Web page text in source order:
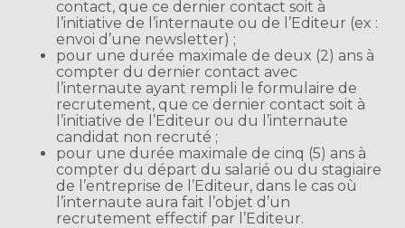
contact, que ce dernier contact soit à
l’initiative de l’internaute ou de l’Editeur (ex :
envoi d’une newsletter) ;
pour une durée maximale de deux (2) ans à
compter du dernier contact avec
l’internaute ayant rempli le formulaire de
recrutement, que ce dernier contact soit à
l’initiative de l’Editeur ou du l’internaute
candidat non recruté ;
pour une durée maximale de cinq (5) ans à
compter du départ du salarié ou du stagiaire
de l’entreprise de l’Editeur, dans le cas où
l’internaute aura fait l’objet d’un
recrutement effectif par l’Editeur.